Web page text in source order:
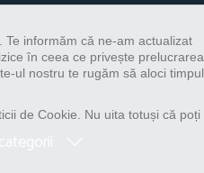
informăm că ne-am actualizat
în ceea ce privește prelucrarea
ul nostru te rugăm să aloci timpul
de Cookie. Nu uita totuși că poți